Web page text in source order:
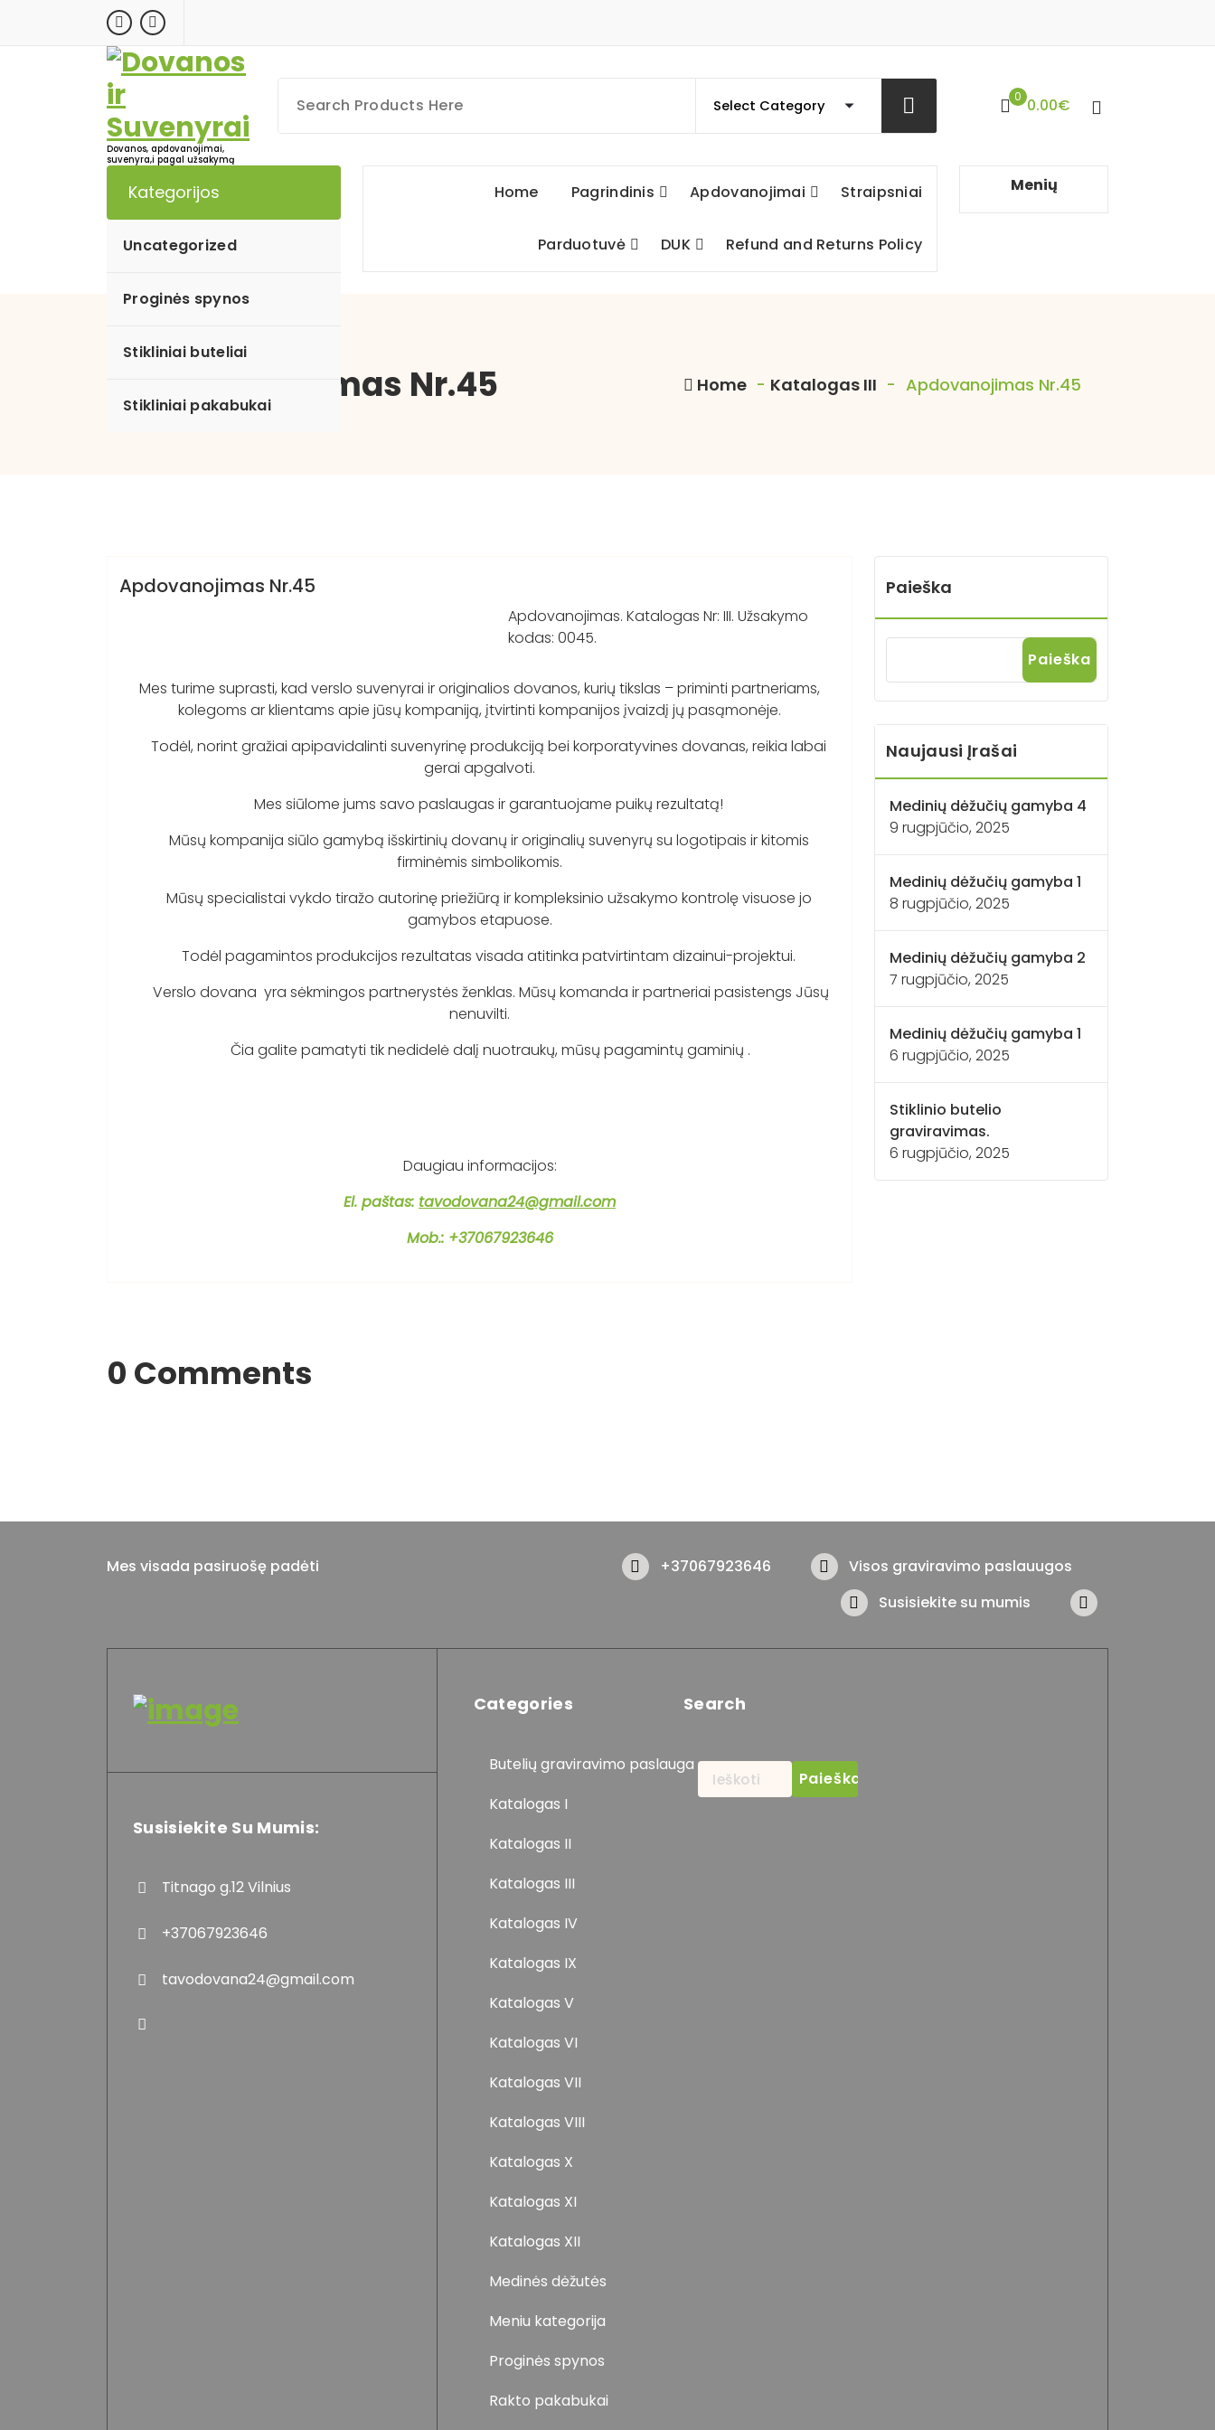
Dovanos, apdovanojimai,
suvenyra,i pagal užsakymą
0 0.00€
Kategorijos
Uncategorized
Proginės spynos
Stikliniai buteliai
Stikliniai pakabukai
Home Pagrindinis Apdovanojimai Straipsniai
Parduotuvė DUK Refund and Returns Policy
Menių
Apdovanojimas Nr.45 Home - Katalogas III - Apdovanojimas Nr.45
Katalogas III
Apdovanojimas Nr.45
Apdovanojimas. Katalogas Nr: III. Užsakymo
kodas: 0045.
Mes turime suprasti, kad verslo suvenyrai ir originalios dovanos, kurių tikslas – priminti partneriams,
kolegoms ar klientams apie jūsų kompaniją, įtvirtinti kompanijos įvaizdį jų pasąmonėje.
Todėl, norint gražiai apipavidalinti suvenyrinę produkciją bei korporatyvines dovanas, reikia labai
gerai apgalvoti.
Mes siūlome jums savo paslaugas ir garantuojame puikų rezultatą!
Mūsų kompanija siūlo gamybą išskirtinių dovanų ir originalių suvenyrų su logotipais ir kitomis
firminėmis simbolikomis.
Mūsų specialistai vykdo tiražo autorinę priežiūrą ir kompleksinio užsakymo kontrolę visuose jo
gamybos etapuose.
Todėl pagamintos produkcijos rezultatas visada atitinka patvirtintam dizainui-projektui.
Verslo dovana yra sėkmingos partnerystės ženklas. Mūsų komanda ir partneriai pasistengs Jūsų
nenuvilti.
Čia galite pamatyti tik nedidelė dalį nuotraukų, mūsų pagamintų gaminių .
Daugiau informacijos:
El. paštas: tavodovana24@gmail.com
Mob.: +37067923646
0 Comments
Paieška
Paieška
Naujausi Įrašai
Medinių dėžučių gamyba 4
9 rugpjūčio, 2025
Medinių dėžučių gamyba 1
8 rugpjūčio, 2025
Medinių dėžučių gamyba 2
7 rugpjūčio, 2025
Medinių dėžučių gamyba 1
6 rugpjūčio, 2025
Stiklinio butelio
graviravimas.
6 rugpjūčio, 2025
Mes visada pasiruošę padėti +37067923646
Visos graviravimo paslauugos
Susisiekite su mumis
Susisiekite Su Mumis:
Titnago g.12 Vilnius
+37067923646
tavodovana24@gmail.com
Categories
Butelių graviravimo paslauga
Katalogas I
Katalogas II
Katalogas III
Katalogas IV
Katalogas IX
Katalogas V
Katalogas VI
Katalogas VII
Katalogas VIII
Katalogas X
Katalogas XI
Katalogas XII
Medinės dėžutės
Meniu kategorija
Proginės spynos
Rakto pakabukai
Search
Ieškoti: